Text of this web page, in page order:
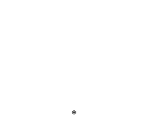
*